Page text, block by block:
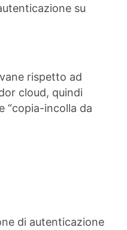
su
rispetto ad
cloud, quindi
“copia-incolla da
di autenticazione